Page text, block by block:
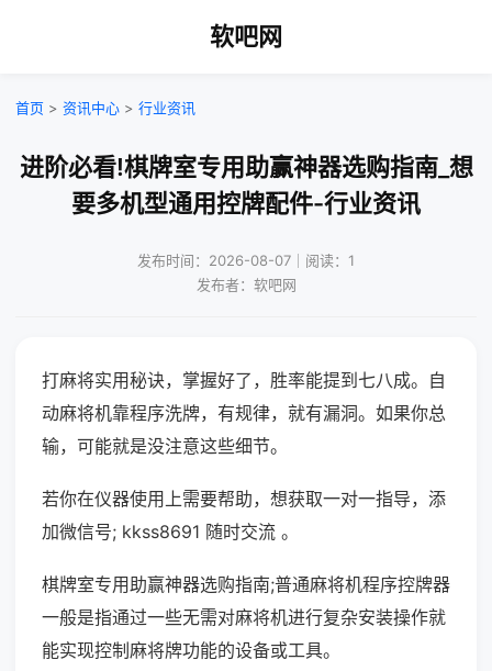
软吧网
首页 > 资讯中心 > 行业资讯
进阶必看!棋牌室专用助赢神器选购指南_想
要多机型通用控牌配件-行业资讯
发布时间：2026-08-07｜阅读：1
发布者：软吧网
打麻将实用秘诀，掌握好了，胜率能提到七八成。自
动麻将机靠程序洗牌，有规律，就有漏洞。如果你总
输，可能就是没注意这些细节。
若你在仪器使用上需要帮助，想获取一对一指导，添
加微信号; kkss8691 随时交流 。
棋牌室专用助赢神器选购指南;普通麻将机程序控牌器
一般是指通过一些无需对麻将机进行复杂安装操作就
能实现控制麻将牌功能的设备或工具。